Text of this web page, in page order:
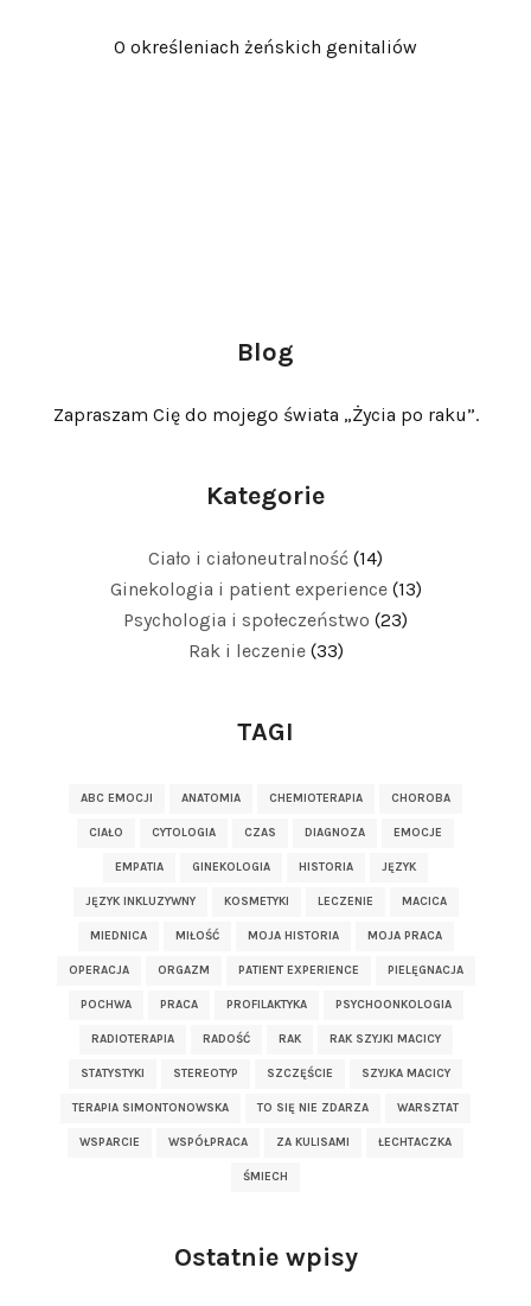
O określeniach żeńskich genitaliów
Blog
Zapraszam Cię do mojego świata „Życia po raku”.
Kategorie
Ciało i ciałoneutralność (14)
Ginekologia i patient experience(13)
Psychologia i społeczeństwo (23)
Rak i leczenie(33)
TAGI
ABC EMOCJI ANATOMIA CHEMIOTERAPIA CHOROBA
CIAŁO CYTOLOGIA CZAS DIAGNOZA EMOCJE
EMPATIA GINEKOLOGIA HISTORIA JĘZYK
JĘZYK INKLUZYWNY KOSMETYKI LECZENIE MACICA
MIEDNICA MIŁOŚĆ MOJA HISTORIA MOJA PRACA
OPERACJA ORGAZM PATIENT EXPERIENCE PIELĘGNACJA
POCHWA PRACA PROFILAKTYKA PSYCHOONKOLOGIA
RADIOTERAPIA RADOŚĆ RAK RAK SZYJKI MACICY
STATYSTYKI STEREOTYP SZCZĘŚCIE SZYJKA MACICY
TERAPIA SIMONTONOWSKA TO SIĘ NIE ZDARZA WARSZTAT
WSPARCIE WSPÓŁPRACA ZA KULISAMI ŁECHTACZKA
ŚMIECH
Ostatnie wpisy